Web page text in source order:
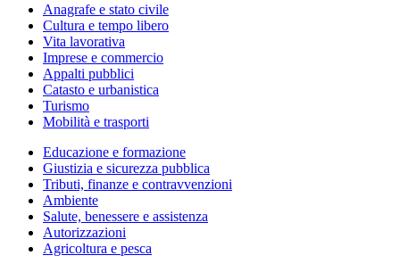
Anagrafe e stato civile
Cultura e tempo libero
Vita lavorativa
Imprese e commercio
Appalti pubblici
Catasto e urbanistica
Turismo
Mobilità e trasporti
Educazione e formazione
Giustizia e sicurezza pubblica
Tributi, finanze e contravvenzioni
Ambiente
Salute, benessere e assistenza
Autorizzazioni
Agricoltura e pesca